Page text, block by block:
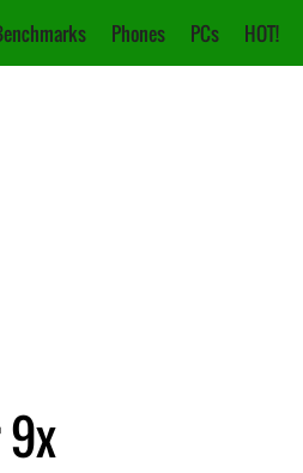
Phones PCs HOT!